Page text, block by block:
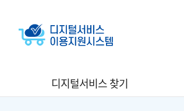
디지털서비스 찾기